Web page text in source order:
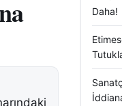
Daha!